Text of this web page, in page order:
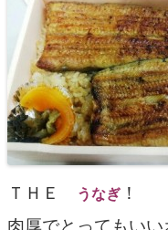
ＴＨＥ うなぎ ！
肉厚でとってもいい